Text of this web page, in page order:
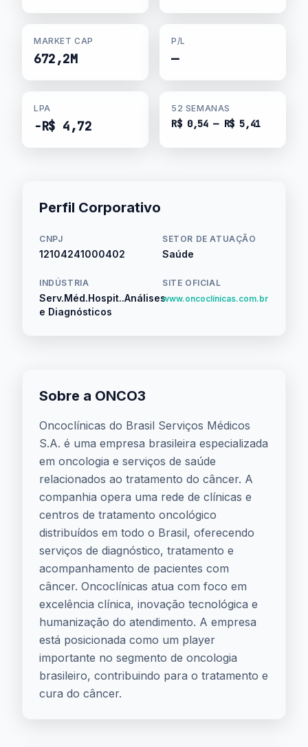
MARKET CAP
672,2M
P/L
—
LPA
-R$ 4,72
52 SEMANAS
R$ 0,54 — R$ 5,41
Perfil Corporativo
CNPJ
12104241000402
SETOR DE ATUAÇÃO
Saúde
INDÚSTRIA
Serv.Méd.Hospit..Análises
e Diagnósticos
SITE OFICIAL
www.oncoclínicas.com.br
Sobre a ONCO3
Oncoclínicas do Brasil Serviços Médicos
S.A. é uma empresa brasileira especializada
em oncologia e serviços de saúde
relacionados ao tratamento do câncer. A
companhia opera uma rede de clínicas e
centros de tratamento oncológico
distribuídos em todo o Brasil, oferecendo
serviços de diagnóstico, tratamento e
acompanhamento de pacientes com
câncer. Oncoclínicas atua com foco em
excelência clínica, inovação tecnológica e
humanização do atendimento. A empresa
está posicionada como um player
importante no segmento de oncologia
brasileiro, contribuindo para o tratamento e
cura do câncer.